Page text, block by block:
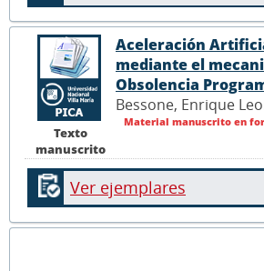
Texto
manuscrito
Aceleración
mediante el
Obsolencia
Bessone, Enrique
Material manuscrito en
Ver ejemplares